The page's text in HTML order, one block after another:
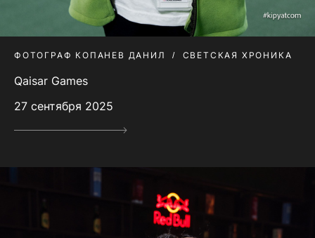
ФОТОГРАФ КОПАНЕВ ДАНИЛ СВЕТСКАЯ ХРОНИКА
Qaisar Games
27 сентября 2025